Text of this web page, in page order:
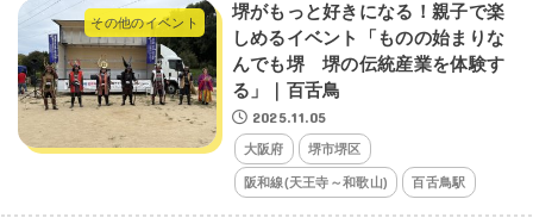
その他のイベント
堺がもっと好きになる！親子で楽
しめるイベント「ものの始まりな
んでも堺 堺の伝統産業を体験す
る」｜百舌鳥
2025.11.05
大阪府 堺市堺区
阪和線(天王寺～和歌山) 百舌鳥駅